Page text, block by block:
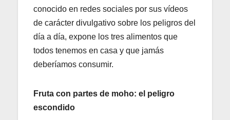
conocido en redes sociales por sus vídeos
de carácter divulgativo sobre los peligros del
día a día, expone los tres alimentos que
todos tenemos en casa y que jamás
deberíamos consumir.
Fruta con partes de moho: el peligro
escondido